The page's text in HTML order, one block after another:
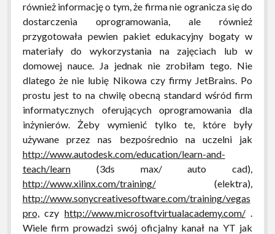
również informację o tym, że firma nie ogranicza się do
dostarczenia oprogramowania, ale również
przygotowała pewien pakiet edukacyjny bogaty w
materiały do wykorzystania na zajęciach lub w
domowej nauce. Ja jednak nie zrobiłam tego. Nie
dlatego że nie lubię Nikowa czy firmy JetBrains. Po
prostu jest to na chwilę obecną standard wśród firm
informatycznych oferujących oprogramowania dla
inżynierów. Żeby wymienić tylko te, które były
używane przez nas bezpośrednio na uczelni jak
http://www.autodesk.com/education/learn-and-
teach/learn(3ds max/ auto cad),
http://www.xilinx.com/training/(elektra),
http://www.sonycreativesoftware.com/training/vegas
pro,czy http://www.microsoftvirtualacademy.com/.
Wiele firm prowadzi swój oficjalny kanał na YT jak